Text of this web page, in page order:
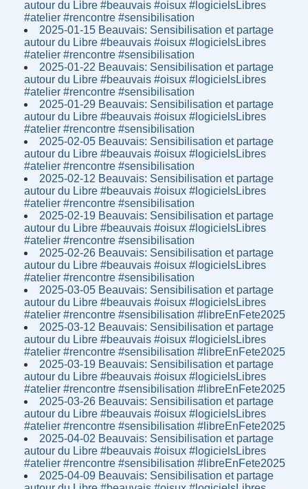
autour du Libre #beauvais #oisux #logicielsLibres
#atelier #rencontre #sensibilisation
2025-01-15 Beauvais: Sensibilisation et partage
autour du Libre #beauvais #oisux #logicielsLibres
#atelier #rencontre #sensibilisation
2025-01-22 Beauvais: Sensibilisation et partage
autour du Libre #beauvais #oisux #logicielsLibres
#atelier #rencontre #sensibilisation
2025-01-29 Beauvais: Sensibilisation et partage
autour du Libre #beauvais #oisux #logicielsLibres
#atelier #rencontre #sensibilisation
2025-02-05 Beauvais: Sensibilisation et partage
autour du Libre #beauvais #oisux #logicielsLibres
#atelier #rencontre #sensibilisation
2025-02-12 Beauvais: Sensibilisation et partage
autour du Libre #beauvais #oisux #logicielsLibres
#atelier #rencontre #sensibilisation
2025-02-19 Beauvais: Sensibilisation et partage
autour du Libre #beauvais #oisux #logicielsLibres
#atelier #rencontre #sensibilisation
2025-02-26 Beauvais: Sensibilisation et partage
autour du Libre #beauvais #oisux #logicielsLibres
#atelier #rencontre #sensibilisation
2025-03-05 Beauvais: Sensibilisation et partage
autour du Libre #beauvais #oisux #logicielsLibres
#atelier #rencontre #sensibilisation #libreEnFete2025
2025-03-12 Beauvais: Sensibilisation et partage
autour du Libre #beauvais #oisux #logicielsLibres
#atelier #rencontre #sensibilisation #libreEnFete2025
2025-03-19 Beauvais: Sensibilisation et partage
autour du Libre #beauvais #oisux #logicielsLibres
#atelier #rencontre #sensibilisation #libreEnFete2025
2025-03-26 Beauvais: Sensibilisation et partage
autour du Libre #beauvais #oisux #logicielsLibres
#atelier #rencontre #sensibilisation #libreEnFete2025
2025-04-02 Beauvais: Sensibilisation et partage
autour du Libre #beauvais #oisux #logicielsLibres
#atelier #rencontre #sensibilisation #libreEnFete2025
2025-04-09 Beauvais: Sensibilisation et partage